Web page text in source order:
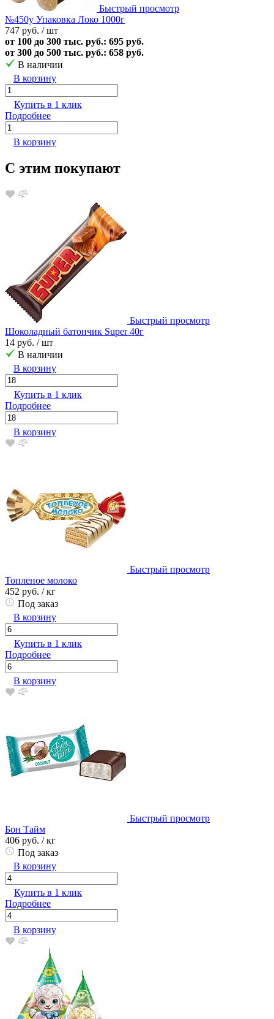
Быстрый просмотр
№450у Упаковка Локо 1000г
747 руб. / шт
от 100 до 300 тыс. руб.: 695 руб.
от 300 до 500 тыс. руб.: 658 руб.
В наличии
В корзину
Купить в 1 клик
Подробнее
В корзину
С этим покупают
Быстрый просмотр
Шоколадный батончик Super 40г
14 руб. / шт
В наличии
В корзину
Купить в 1 клик
Подробнее
В корзину
Быстрый просмотр
Топленое молоко
452 руб. / кг
Под заказ
В корзину
Купить в 1 клик
Подробнее
В корзину
Быстрый просмотр
Бон Тайм
406 руб. / кг
Под заказ
В корзину
Купить в 1 клик
Подробнее
В корзину